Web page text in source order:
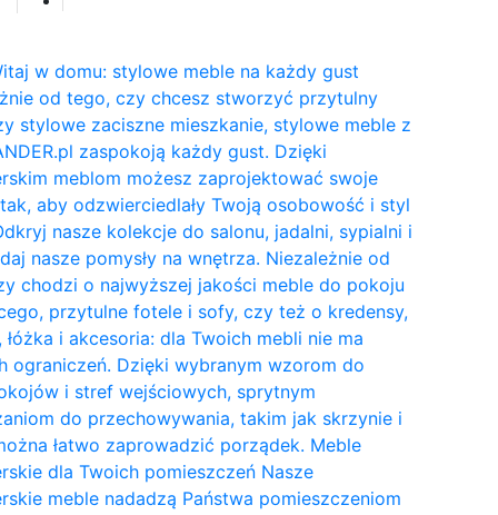
w domu: stylowe meble na każdy gust
od tego, czy chcesz stworzyć przytulny
stylowe zaciszne mieszkanie, stylowe meble z
zaspokoją każdy gust. Dzięki
meblom możesz zaprojektować swoje
aby odzwierciedlały Twoją osobowość i styl
nasze kolekcje do salonu, jadalni, sypialni i
nasze pomysły na wnętrza. Niezależnie od
chodzi o najwyższej jakości meble do pokoju
przytulne fotele i sofy, czy też o kredensy,
i akcesoria: dla Twoich mebli nie ma
ograniczeń. Dzięki wybranym wzorom do
i stref wejściowych, sprytnym
do przechowywania, takim jak skrzynie i
łatwo zaprowadzić porządek. Meble
dla Twoich pomieszczeń Nasze
meble nadadzą Państwa pomieszczeniom